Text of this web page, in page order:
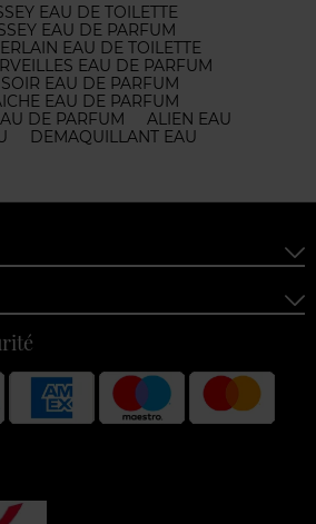
EAU DE TOILETTE
EAU DE PARFUM
EAU DE TOILETTE
EAU DE PARFUM
EAU DE PARFUM
EAU DE PARFUM
DE PARFUM
ALIEN EAU
DEMAQUILLANT EAU